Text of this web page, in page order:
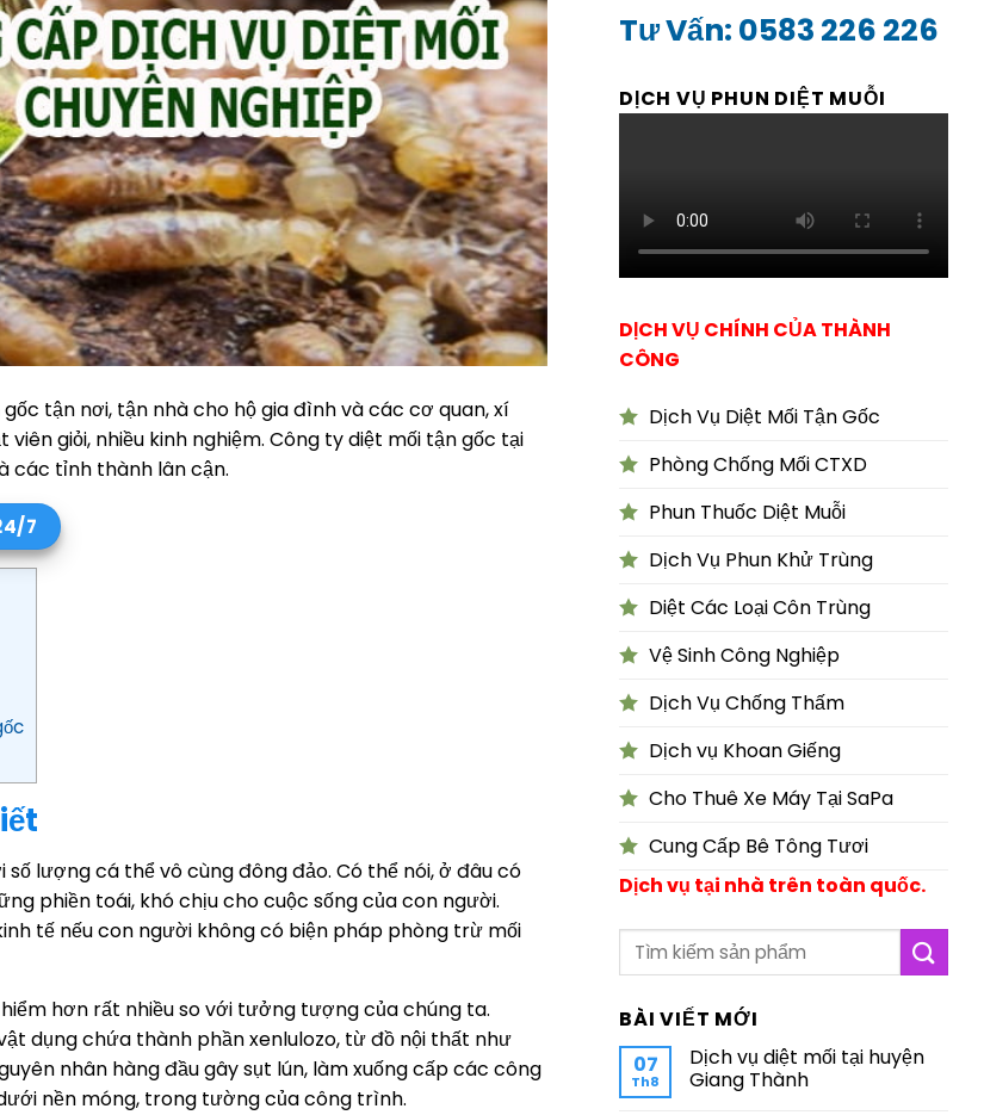
tận nơi, tận nhà cho hộ gia đình và các cơ quan, xí
giỏi, nhiều kinh nghiệm. Công ty diệt mối tận gốc tại
các tỉnh thành lân cận.
7
lượng cá thể vô cùng đông đảo. Có thể nói, ở đâu có
phiền toái, khó chịu cho cuộc sống của con người.
tế nếu con người không có biện pháp phòng trừ mối
hơn rất nhiều so với tưởng tượng của chúng ta.
dụng chứa thành phần xenlulozo, từ đồ nội thất như
nhân hàng đầu gây sụt lún, làm xuống cấp các công
nền móng, trong tường của công trình.
Tư Vấn: 0583 226 226
DỊCH VỤ PHUN DIỆT MUỖI
DỊCH VỤ CHÍNH CỦA THÀNH
CÔNG
Dịch Vụ Diệt Mối Tận Gốc
Phòng Chống Mối CTXD
Phun Thuốc Diệt Muỗi
Dịch Vụ Phun Khử Trùng
Diệt Các Loại Côn Trùng
Vệ Sinh Công Nghiệp
Dịch Vụ Chống Thấm
Dịch vụ Khoan Giếng
Cho Thuê Xe Máy Tại SaPa
Cung Cấp Bê Tông Tươi
Dịch vụ tại nhà trên toàn quốc.
BÀI VIẾT MỚI
07
Th8
Dịch vụ diệt mối tại huyện
Giang Thành